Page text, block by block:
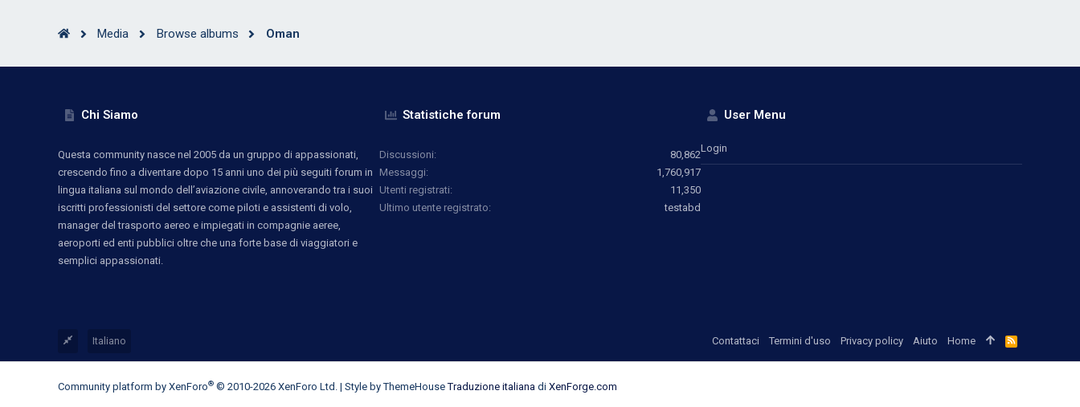
Media Browse albums Oman
Chi Siamo
Questa community nasce nel 2005 da un gruppo di appassionati,
crescendo fino a diventare dopo 15 anni uno dei più seguiti forum in
lingua italiana sul mondo dell’aviazione civile, annoverando tra i suoi
iscritti professionisti del settore come piloti e assistenti di volo,
manager del trasporto aereo e impiegati in compagnie aeree,
aeroporti ed enti pubblici oltre che una forte base di viaggiatori e
semplici appassionati.
Statistiche forum
Discussioni
80,862
Messaggi
1,760,917
Utenti registrati
11,350
Ultimo utente registrato
testabd
User Menu
Login
Italiano Contattaci Termini d'uso Privacy policy Aiuto Home
R
S
S
Community platform by XenForo® © 2010-2026 XenForo Ltd. | Style by ThemeHouse Traduzione italiana di XenForge.com